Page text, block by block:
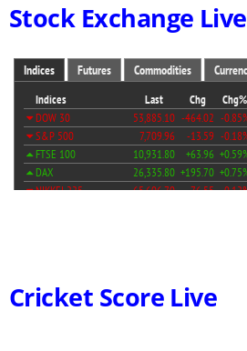
Stock Exchange Live
Cricket Score Live